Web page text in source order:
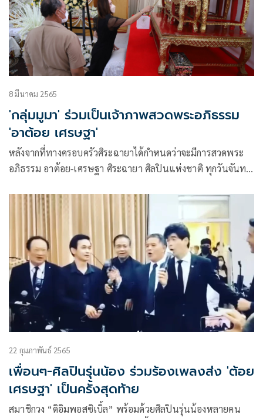
8 มีนาคม 2565
'กลุ่มมูมา' ร่วมเป็นเจ้าภาพสวดพระอภิธรรม
'อาต้อย เศรษฐา'
หลังจากที่ทางครอบครัวศิระฉายาได้กำหนดว่าจะมีการสวดพระ
อภิธรรม อาต้อย-เศรษฐา ศิระฉายา ศิลปินแห่งชาติ ทุกวันจันทร์
ราชวรวิหาร ศาลา16 กลุ่มมูมา ซึ่งเป็นเพื่อนกลุ่มไหว้พระทำบุญ
ของ อี๊ฟ-พุทธธิดา ศิระฉายา ร่วมเป็นเจ้าภาพ
22 กุมภาพันธ์ 2565
เพื่อนๆ-ศิลปินรุ่นน้อง ร่วมร้องเพลงส่ง 'ต้อย
เศรษฐา' เป็นครั้งสุดท้าย
สมาชิกวง “ดิอิมพอสซิเบิ้ล” พร้อมด้วยศิลปินรุ่นน้องหลายคน